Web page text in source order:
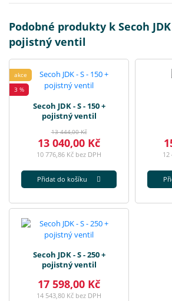
Podobné produkty k Secoh JDK
pojistný ventil
akce
3 %
Secoh JDK - S - 150 +
pojistný ventil
13 444,00 Kč
13 040,00 Kč
10 776,86 Kč bez DPH
Přidat do košíku
12
Secoh JDK - S - 250 +
pojistný ventil
17 598,00 Kč
14 543,80 Kč bez DPH